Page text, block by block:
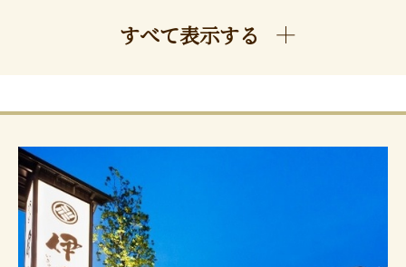
すべて表示する